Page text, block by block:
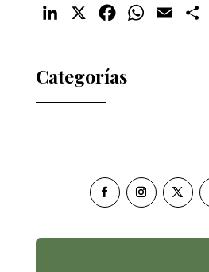
LinkedIn FacebookWhatsApp
Email
Categorías